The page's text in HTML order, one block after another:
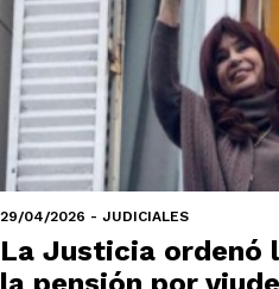
29/04/2026 - JUDICIALES
La Justicia ordenó